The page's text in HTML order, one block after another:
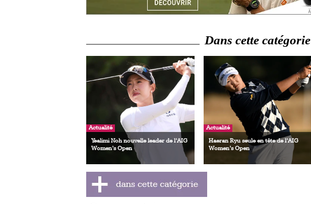
Dans cette catégorie
Actualité
Yealimi Noh nouvelle leader de l’AIG
Women’s Open
Actualité
Haeran Ryu seule en tête de l’AIG
Women’s Open